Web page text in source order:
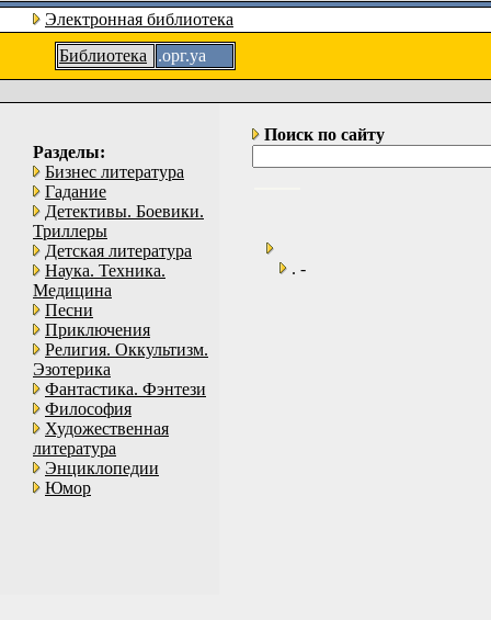
Электронная библиотека
Библиотека
.орг.уа
Разделы:
Бизнес литература
Гадание
Детективы. Боевики.
Триллеры
Детская литература
Наука. Техника.
Медицина
Песни
Приключения
Религия. Оккультизм.
Эзотерика
Фантастика. Фэнтези
Философия
Художественная
литература
Энциклопедии
Юмор
Поиск по сайту
. -